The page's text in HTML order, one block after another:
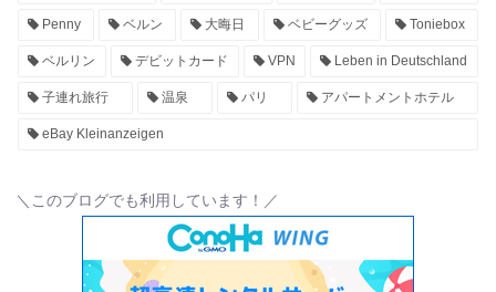
Penny ベルン 大晦日 ベビーグッズ Toniebox
ベルリン デビットカード VPN Leben in Deutschland
子連れ旅行 温泉 パリ アパートメントホテル
eBay Kleinanzeigen
＼このブログでも利用しています！／